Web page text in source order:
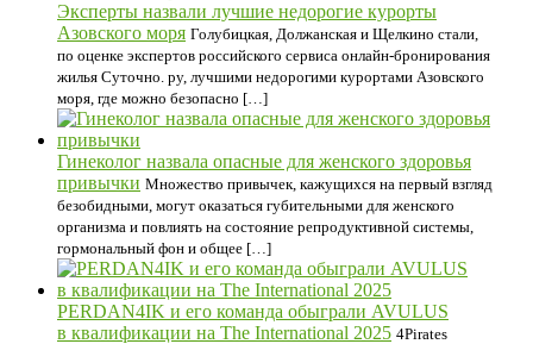
Эксперты назвали лучшие недорогие курорты
Азовского моря Голубицкая, Должанская и Щелкино стали,
по оценке экспертов российского сервиса онлайн-бронирования
жилья Суточно. ру, лучшими недорогими курортами Азовского
моря, где можно безопасно […]
Гинеколог назвала опасные для женского здоровья
привычки Множество привычек, кажущихся на первый взгляд
безобидными, могут оказаться губительными для женского
организма и повлиять на состояние репродуктивной системы,
гормональный фон и общее […]
PERDAN4IK и его команда обыграли AVULUS
в квалификации на The International 2025 4Pirates